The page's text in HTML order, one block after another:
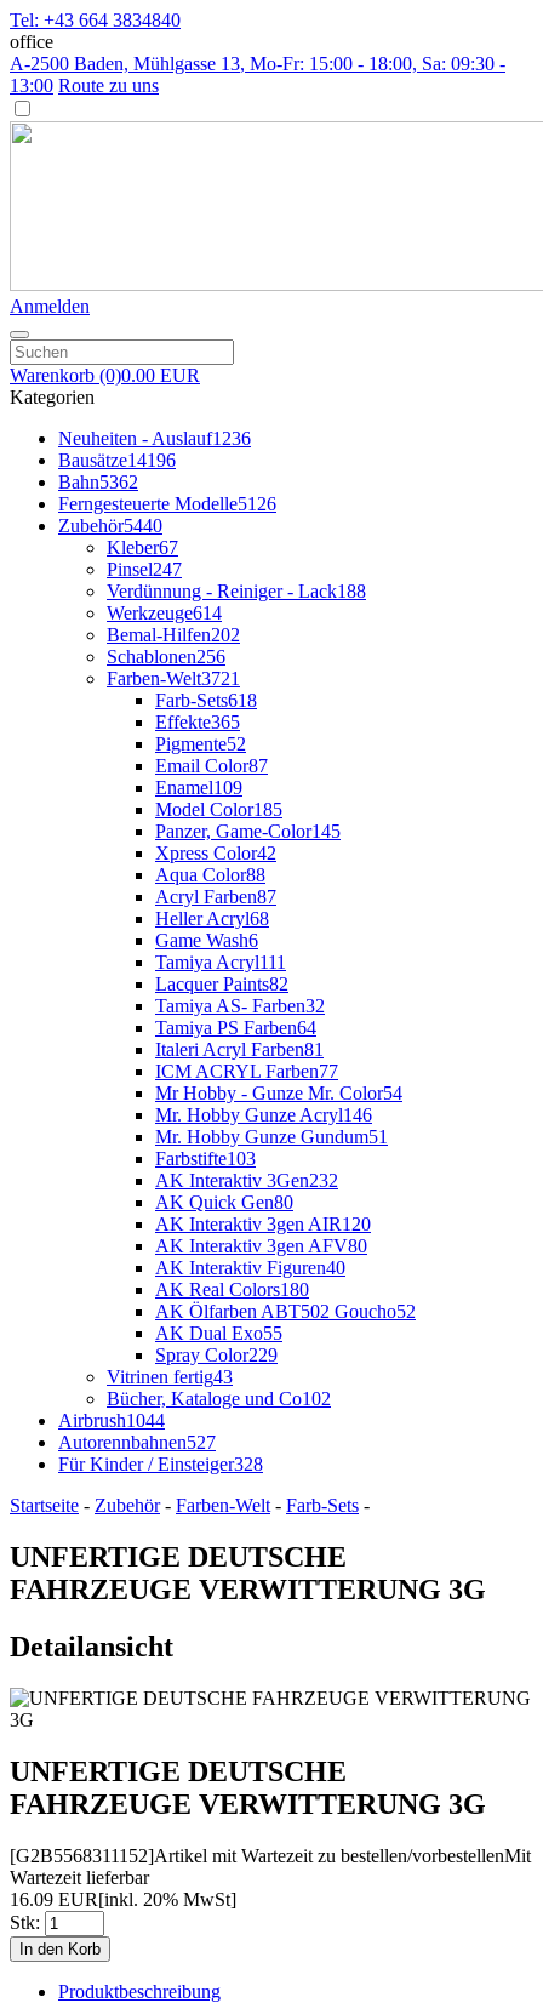
Tel: +43 664 3834840
office
A-2500 Baden, Mühlgasse 13, Mo-Fr: 15:00 - 18:00, Sa: 09:30 -
13:00 Route zu uns
Anmelden
Warenkorb (0)0.00 EUR
Kategorien
Neuheiten - Auslauf1236
Bausätze14196
Bahn5362
Ferngesteuerte Modelle5126
Zubehör5440
Kleber67
Pinsel247
Verdünnung - Reiniger - Lack188
Werkzeuge614
Bemal-Hilfen202
Schablonen256
Farben-Welt3721
Farb-Sets618
Effekte365
Pigmente52
Email Color87
Enamel109
Model Color185
Panzer, Game-Color145
Xpress Color42
Aqua Color88
Acryl Farben87
Heller Acryl68
Game Wash6
Tamiya Acryl111
Lacquer Paints82
Tamiya AS- Farben32
Tamiya PS Farben64
Italeri Acryl Farben81
ICM ACRYL Farben77
Mr Hobby - Gunze Mr. Color54
Mr. Hobby Gunze Acryl146
Mr. Hobby Gunze Gundum51
Farbstifte103
AK Interaktiv 3Gen232
AK Quick Gen80
AK Interaktiv 3gen AIR120
AK Interaktiv 3gen AFV80
AK Interaktiv Figuren40
AK Real Colors180
AK Ölfarben ABT502 Goucho52
AK Dual Exo55
Spray Color229
Vitrinen fertig43
Bücher, Kataloge und Co102
Airbrush1044
Autorennbahnen527
Für Kinder / Einsteiger328
Startseite - Zubehör- Farben-Welt - Farb-Sets -
UNFERTIGE DEUTSCHE
FAHRZEUGE VERWITTERUNG 3G
Detailansicht
UNFERTIGE DEUTSCHE
FAHRZEUGE VERWITTERUNG 3G
[G2B5568311152]Artikel mit Wartezeit zu bestellen/vorbestellenMit
Wartezeit lieferbar
16.09 EUR[inkl. 20% MwSt]
Stk:
Produktbeschreibung